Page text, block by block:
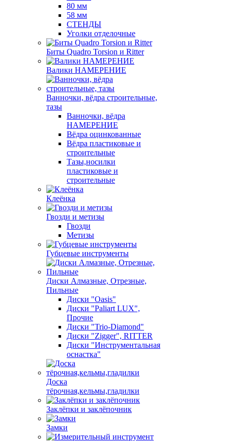
80 мм
58 мм
СТЕНДЫ
Уголки отделочные
Биты Quadro Torsion и Ritter
Валики НАМЕРЕНИЕ
Ванночки, вёдра строительные,
тазы
Ванночки, вёдра
НАМЕРЕНИЕ
Вёдра оцинкованные
Вёдра пластиковые и
строительные
Тазы,носилки
пластиковые и
строительные
Клеёнка
Гвозди и метизы
Гвозди
Метизы
Губцевые инструменты
Диски Алмазные, Отрезные,
Пильные
Диски "Oasis"
Диски "Paliart LUX",
Прочие
Диски "Trio-Diamond"
Диски "Zigger", RITTER
Диски "Инструментальная
оснастка"
Доска
тёрочная,кельмы,гладилки
Заклёпки и заклёпочник
Замки